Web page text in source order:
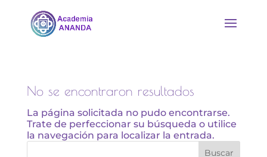
No se encontraron resultados
La página solicitada no pudo encontrarse.
Trate de perfeccionar su búsqueda o utilice
la navegación para localizar la entrada.
Buscar